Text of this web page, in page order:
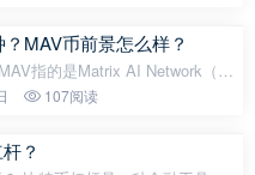
。下面我们来了
MAV币前景怎么样？
指的是Matrix AI Network（矩
代币。Matrix AI Network是一个
振宁教授提
107阅读
？